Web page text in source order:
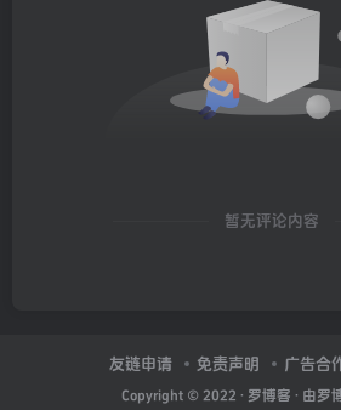
暂无评论内容
友链申请 免责声明 广告合
Copyright © 2022 · 罗博客 · 由罗